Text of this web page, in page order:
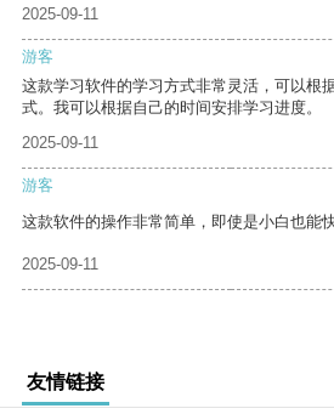
2025-09-11
游客
这款学习软件的学习方式非常灵活，可以根
式。我可以根据自己的时间安排学习进度。
2025-09-11
游客
这款软件的操作非常简单，即使是小白也能
2025-09-11
友情链接